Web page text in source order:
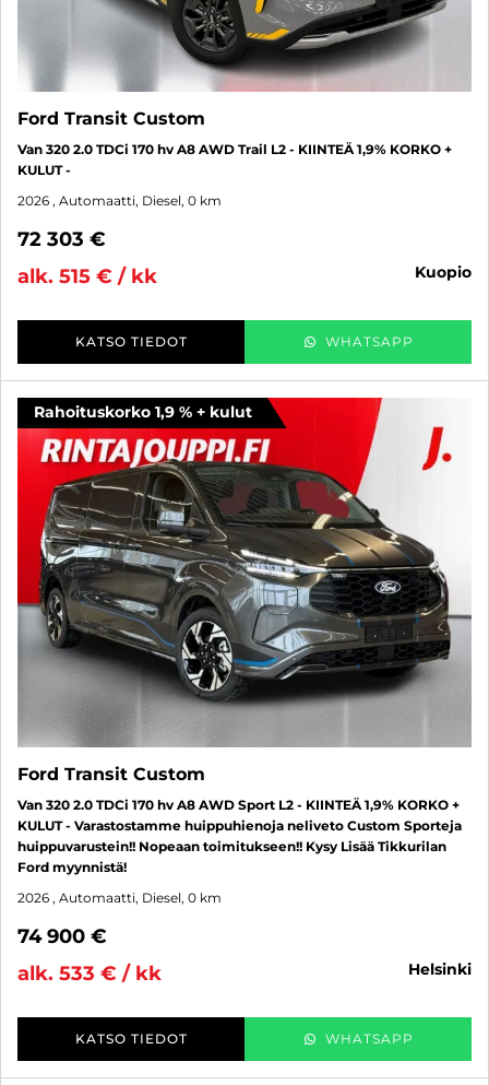
Ford Transit Custom
Van 320 2.0 TDCi 170 hv A8 AWD Trail L2 - KIINTEÄ 1,9% KORKO +
KULUT -
2026 , Automaatti, Diesel, 0 km
72 303 €
alk. 515 € / kk
kuopio
KATSO TIEDOT WHATSAPP
Rahoituskorko 1,9 % + kulut
Ford Transit Custom
Van 320 2.0 TDCi 170 hv A8 AWD Sport L2 - KIINTEÄ 1,9% KORKO +
KULUT - Varastostamme huippuhienoja neliveto Custom Sporteja
huippuvarustein!! Nopeaan toimitukseen!! Kysy Lisää Tikkurilan
Ford myynnistä!
2026 , Automaatti, Diesel, 0 km
74 900 €
alk. 533 € / kk
helsinki
KATSO TIEDOT WHATSAPP